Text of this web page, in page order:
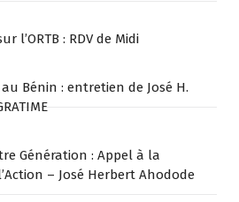
l’ORTB : RDV de Midi
Bénin : entretien de José H.
Génération : Appel à la
– José Herbert Ahodode